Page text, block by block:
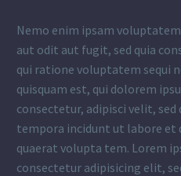
Nemo enim ipsam
aut odit aut fugit, sed quia
qui ratione voluptatem sequi
quisquam est, qui dolorem
consectetur, adipisci velit, sed
tempora incidunt ut labore et
quaerat volupta tem. Lorem
consectetur adipisicing elit,